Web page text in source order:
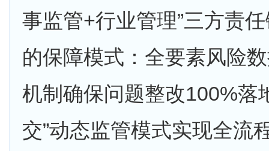
事监管+行业管理”三方责
的保障模式：全要素风险
机制确保问题整改100%落
交”动态监管模式实现全流